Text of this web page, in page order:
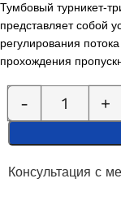
Тумбовый турникет-
представляет собой
регулирования
прохождения
Консультация с